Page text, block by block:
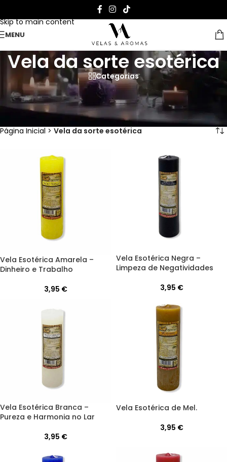
Skip to main content
MENU
Vela da sorte esotérica
Categorias
Ilumine a magia da sua casa com
as nossas velas esotéricas!
Página Inicial > Vela da sorte esotérica
Vela Esotérica Amarela –
Dinheiro e Trabalho
3,95 €
Vela Esotérica Negra –
Limpeza de Negatividades
3,95 €
Vela Esotérica Branca –
Pureza e Harmonia no Lar
3,95 €
Vela Esotérica de Mel.
3,95 €